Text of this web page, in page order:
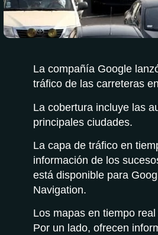
La compañía Google
tráfico de las carreteras
La cobertura incluye las
principales ciudades.
La capa de tráfico en
información de los
está disponible para
Navigation.
Los mapas en tiempo
Por un lado, ofrecen